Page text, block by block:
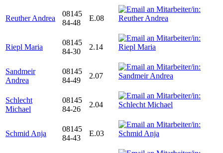
Reuther Andrea
08145
84-48
E.08
Riepl Maria
08145
84-30
2.14
Sandmeir
Andrea
08145
84-49
2.07
Schlecht
Michael
08145
84-26
2.04
Schmid Anja
08145
84-43
E.03